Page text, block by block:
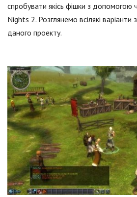
спробувати якісь фішки з допомогою
Nights 2. Розглянемо всілякі варіанти
даного проекту.